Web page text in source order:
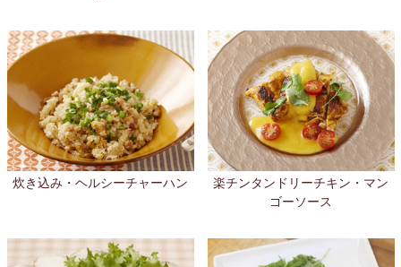
炊き込み・ヘルシーチャーハン
楽チンタンドリーチキン・マン
ゴーソース